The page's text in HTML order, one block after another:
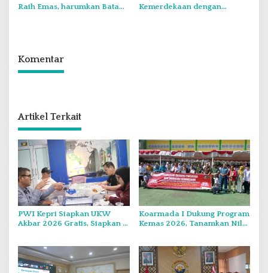
Raih Emas, harumkan Batam
Kemerdekaan dengan
Komentar
Artikel Terkait
PWI Kepri Siapkan UKW
Akbar 2026 Gratis, Siapkan 6
Koarmada I Dukung Program
Kemas 2026, Tanamkan Nilai